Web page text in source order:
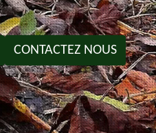
CONTACTEZ NOUS